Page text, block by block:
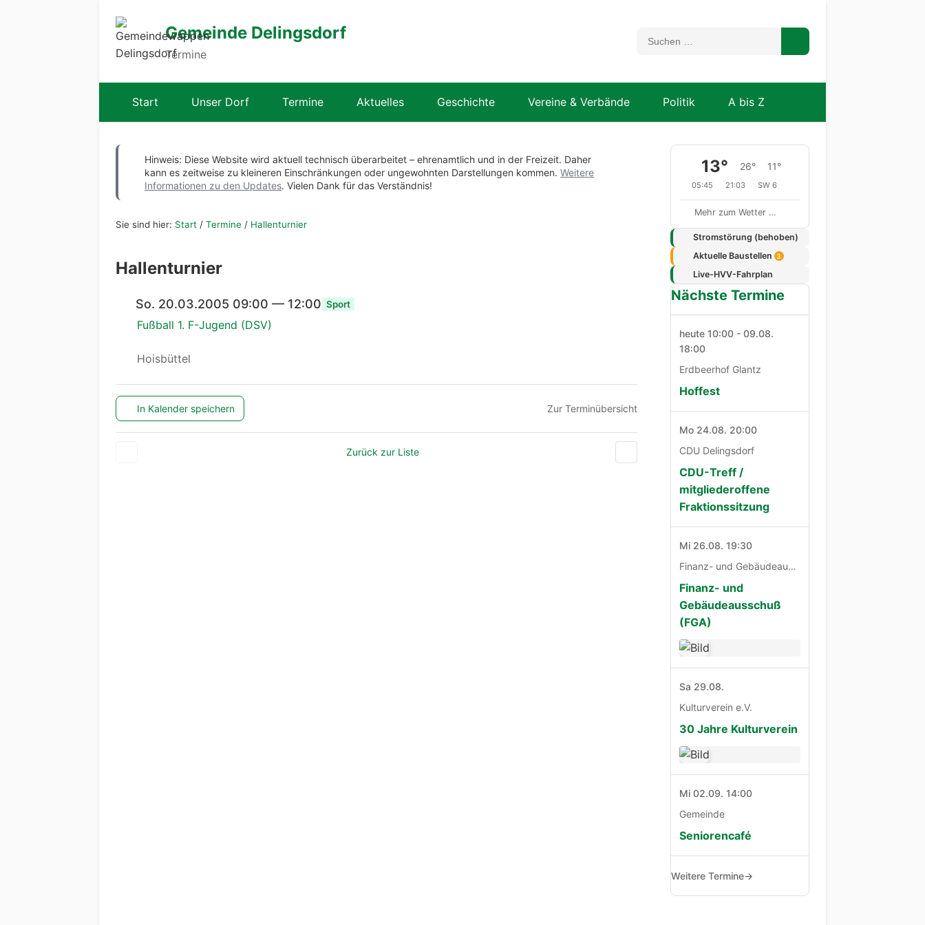
Gemeinde Delingsdorf
Termine
Start Unser Dorf Termine Aktuelles Geschichte Vereine & Verbände Politik A bis Z
Hinweis: Diese Website wird aktuell technisch überarbeitet – ehrenamtlich und in der Freizeit. Daher
kann es zeitweise zu kleineren Einschränkungen oder ungewohnten Darstellungen kommen. Weitere
Informationen zu den Updates. Vielen Dank für das Verständnis!
Sie sind hier: Start / Termine / Hallenturnier
Hallenturnier
So. 20.03.2005 09:00 — 12:00 Sport
Fußball 1. F-Jugend (DSV)
Hoisbüttel
In Kalender speichern Zur Terminübersicht
Zurück zur Liste
13° 26° 11°
05:45 21:03 SW 6
Mehr zum Wetter …
Stromstörung (behoben)
Aktuelle Baustellen
3
Live-HVV-Fahrplan
Nächste Termine
heute 10:00 - 09.08.
18:00
Erdbeerhof Glantz
Hoffest
Mo 24.08. 20:00
CDU Delingsdorf
CDU-Treff /
mitgliederoffene
Fraktionssitzung
Mi 26.08. 19:30
Finanz- und Gebäudeausschuß
Finanz- und
Gebäudeausschuß
(FGA)
Sa 29.08.
Kulturverein e.V.
30 Jahre Kulturverein
Mi 02.09. 14:00
Gemeinde
Seniorencafé
Weitere Termine→